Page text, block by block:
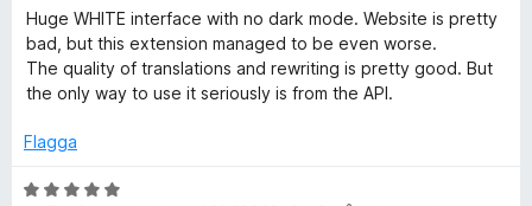
t
t
5
a
5
g
s
a
t
5
v
e
t
y
g
a
t
Huge WHITE interface with no dark mode. Website is pretty
bad, but this extension managed to be even worse.
The quality of translations and rewriting is pretty good. But
the only way to use it seriously is from the API.
Flagga
B